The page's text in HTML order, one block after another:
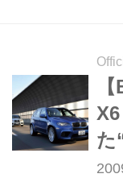
1シ
ン
た
わ